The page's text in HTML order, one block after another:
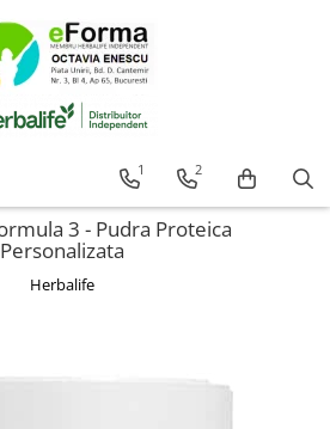
1 2
3 - Pudra Proteica
Personalizata
Herbalife